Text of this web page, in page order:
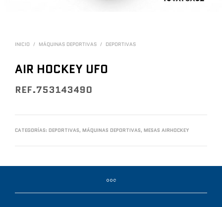
INICIO / MÁQUINAS DEPORTIVAS / DEPORTIVAS
AIR HOCKEY UFO
REF.753143490
CATEGORÍAS: DEPORTIVAS, MÁQUINAS DEPORTIVAS, MESAS AIRHOCKEY